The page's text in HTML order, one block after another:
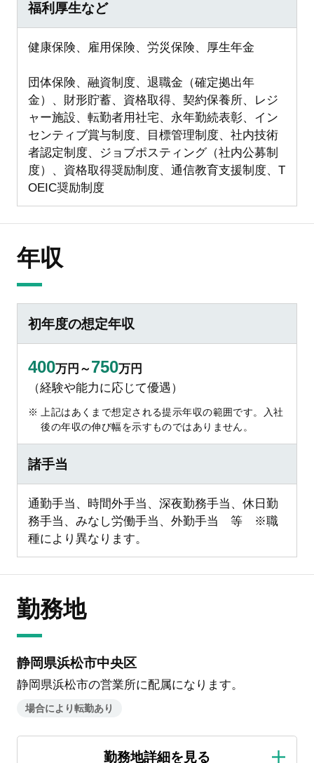
福利厚生など
健康保険、雇用保険、労災保険、厚生年金
団体保険、融資制度、退職金（確定拠出年
金）、財形貯蓄、資格取得、契約保養所、レジ
ャー施設、転勤者用社宅、永年勤続表彰、イン
センティブ賞与制度、目標管理制度、社内技術
者認定制度、ジョブポスティング（社内公募制
度）、資格取得奨励制度、通信教育支援制度、T
OEIC奨励制度
年収
初年度の想定年収
400万円～ 750万円
（経験や能力に応じて優遇）
上記はあくまで想定される提示年収の範囲です。入社
後の年収の伸び幅を示すものではありません。
諸手当
通勤手当、時間外手当、深夜勤務手当、休日勤
務手当、みなし労働手当、外勤手当 等 ※職
種により異なります。
勤務地
静岡県浜松市中央区
静岡県浜松市の営業所に配属になります。
場合により転勤あり